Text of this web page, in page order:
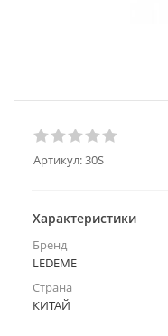
Артикул:30S
Характеристики
Бренд
LEDEME
Страна
КИТАЙ